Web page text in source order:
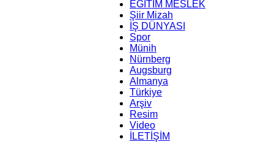
EĞİTİM MESLEK
Şiir Mizah
İŞ DÜNYASI
Spor
Münih
Nürnberg
Augsburg
Almanya
Türkiye
Arşiv
Resim
Video
İLETİŞİM